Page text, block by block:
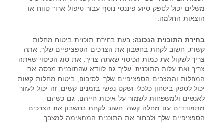
משלים יכול לספק סיוע פיננסי נוסף עבור טיפול ארוך טווח או
הוצאות החלמה.
בחירת התוכנית הנכונה: בעת בחירת תוכנית ביטוח מחלות
קשות, חשוב לקחת בחשבון את הצרכים הספציפיים שלך. אתה
צריך לשקול את כמות הכיסוי שאתה צריך, את סוג הכיסוי שאתה
צריך ואת עלות התוכנית. עליך גם לוודא שהתוכנית מכסה את
המחלות והמצבים הספציפיים שלך. לסיכום, ביטוח מחלות קשות
יכול לספק ביטחון כלכלי ושקט נפשי בזמנים קשים. זה יכול לעזור
לאנשים ולמשפחות לשמור על איכות חייהם, גם כשהם
מתמודדים עם מחלה קשה. חשוב לקחת בחשבון את הצרכים
הספציפיים שלך ולבחור את התוכנית המתאימה למצבך.